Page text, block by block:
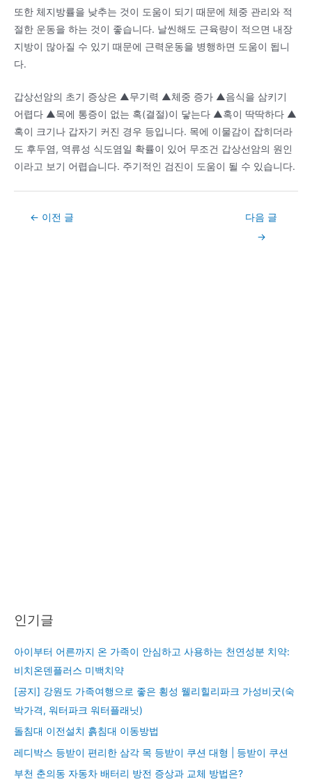
또한 체지방률을 낮추는 것이 도움이 되기 때문에 체중 관리와 적
절한 운동을 하는 것이 좋습니다. 날씬해도 근육량이 적으면 내장
지방이 많아질 수 있기 때문에 근력운동을 병행하면 도움이 됩니
다.
갑상선암의 초기 증상은 ▲무기력 ▲체중 증가 ▲음식을 삼키기
어렵다 ▲목에 통증이 없는 혹(결절)이 닿는다 ▲혹이 딱딱하다 ▲
혹이 크기나 갑자기 커진 경우 등입니다. 목에 이물감이 잡히더라
도 후두염, 역류성 식도염일 확률이 있어 무조건 갑상선암의 원인
이라고 보기 어렵습니다. 주기적인 검진이 도움이 될 수 있습니다.
Post← 이전 글
다음 글
→
인기글
아이부터 어른까지 온 가족이 안심하고 사용하는 천연성분 치약:
비치온덴플러스 미백치약
[공지] 강원도 가족여행으로 좋은 횡성 웰리힐리파크 가성비굿(숙
박가격, 워터파크 워터플래닛)
돌침대 이전설치 흙침대 이동방법
레디박스 등받이 편리한 삼각 목 등받이 쿠션 대형 | 등받이 쿠션
부천 춘의동 자동차 배터리 방전 증상과 교체 방법은?